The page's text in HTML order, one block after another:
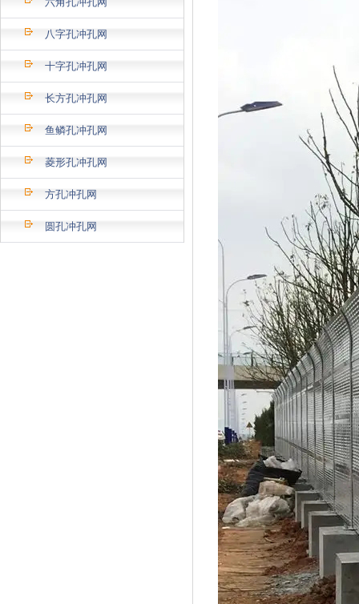
八字孔冲孔网
十字孔冲孔网
长方孔冲孔网
鱼鳞孔冲孔网
菱形孔冲孔网
方孔冲孔网
圆孔冲孔网